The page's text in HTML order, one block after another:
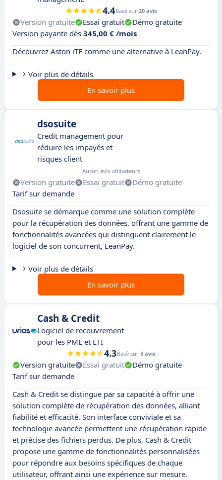
4.4Basé sur 20 avis
Version gratuite Essai gratuit
Démo gratuite
Version payante dès 345,00 € /mois
Découvrez Aston iTF comme une alternative à LeanPay.
Voir plus de détails
En savoir plus
dsosuite
Credit management pour
réduire les impayés et
risques client
Aucun avis utilisateurs
Version gratuite Essai gratuit
Démo gratuite
Tarif sur demande
Dsosuite se démarque comme une solution complète
pour la récupération des données, offrant une gamme de
fonctionnalités avancées qui distinguent clairement le
logiciel de son concurrent, LeanPay.
Voir plus de détails
En savoir plus
Cash & Credit
Logiciel de recouvrement
pour les PME et ETI
4.3Basé sur 3 avis
Version gratuite Essai gratuit
Démo gratuite
Tarif sur demande
Cash & Credit se distingue par sa capacité à offrir une
solution complète de récupération des données, alliant
fiabilité et efficacité. Son interface conviviale et sa
technologie avancée permettent une récupération rapide
et précise des fichiers perdus. De plus, Cash & Credit
propose une gamme de fonctionnalités personnalisées
pour répondre aux besoins spécifiques de chaque
utilisateur, offrant ainsi une expérience sur mesure.